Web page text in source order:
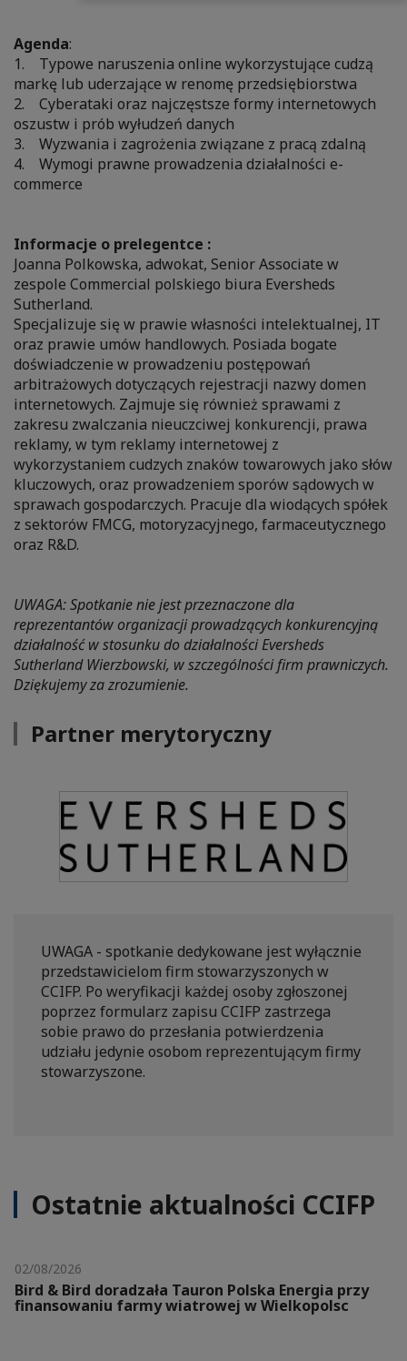
Agenda:
1. Typowe naruszenia online wykorzystujące cudzą
markę lub uderzające w renomę przedsiębiorstwa
2. Cyberataki oraz najczęstsze formy internetowych
oszustw i prób wyłudzeń danych
3. Wyzwania i zagrożenia związane z pracą zdalną
4. Wymogi prawne prowadzenia działalności e-
commerce
Informacje o prelegentce :
Joanna Polkowska, adwokat, Senior Associate w
zespole Commercial polskiego biura Eversheds
Sutherland.
Specjalizuje się w prawie własności intelektualnej, IT
oraz prawie umów handlowych. Posiada bogate
doświadczenie w prowadzeniu postępowań
arbitrażowych dotyczących rejestracji nazwy domen
internetowych. Zajmuje się również sprawami z
zakresu zwalczania nieuczciwej konkurencji, prawa
reklamy, w tym reklamy internetowej z
wykorzystaniem cudzych znaków towarowych jako słów
kluczowych, oraz prowadzeniem sporów sądowych w
sprawach gospodarczych. Pracuje dla wiodących spółek
z sektorów FMCG, motoryzacyjnego, farmaceutycznego
oraz R&D.
UWAGA: Spotkanie nie jest przeznaczone dla
reprezentantów organizacji prowadzących konkurencyjną
działalność w stosunku do działalności Eversheds
Sutherland Wierzbowski, w szczególności firm prawniczych.
Dziękujemy za zrozumienie.
Partner merytoryczny
UWAGA - spotkanie dedykowane jest wyłącznie
przedstawicielom firm stowarzyszonych w
CCIFP. Po weryfikacji każdej osoby zgłoszonej
poprzez formularz zapisu CCIFP zastrzega
sobie prawo do przesłania potwierdzenia
udziału jedynie osobom reprezentującym firmy
stowarzyszone.
Ostatnie aktualności CCIFP
02/08/2026
Bird & Bird doradzała Tauron Polska Energia przy
finansowaniu farmy wiatrowej w Wielkopolsc